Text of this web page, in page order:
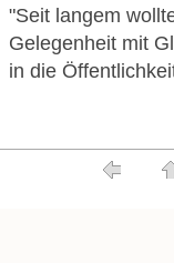
"Seit langem
Gelegenheit mit
in die